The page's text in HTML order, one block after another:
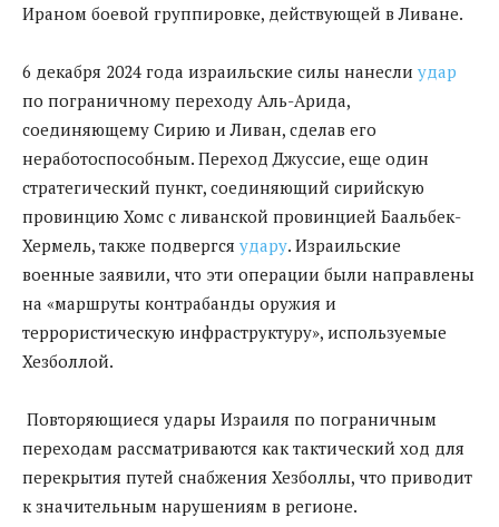
Ираном боевой группировке, действующей в Ливане.
6 декабря 2024 года израильские силы нанесли удар
по пограничному переходу Аль-Арида,
соединяющему Сирию и Ливан, сделав его
неработоспособным. Переход Джуссие, еще один
стратегический пункт, соединяющий сирийскую
провинцию Хомс с ливанской провинцией Баальбек-
Хермель, также подвергся удару. Израильские
военные заявили, что эти операции были направлены
на «маршруты контрабанды оружия и
террористическую инфраструктуру», используемые
Хезболлой.
Повторяющиеся удары Израиля по пограничным
переходам рассматриваются как тактический ход для
перекрытия путей снабжения Хезболлы, что приводит
к значительным нарушениям в регионе.